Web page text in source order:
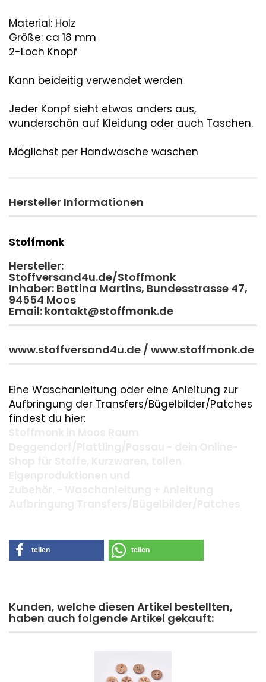
Material: Holz
Größe: ca 18 mm
2-Loch Knopf
Kann beideitig verwendet werden
Jeder Konpf sieht etwas anders aus,
wunderschön auf Kleidung oder auch Taschen.
Möglichst per Handwäsche waschen
Hersteller Informationen
Stoffmonk
Hersteller:
Stoffversand4u.de/Stoffmonk
Inhaber: Bettina Martins, Bundesstrasse 47,
94554 Moos
Email: kontakt@stoffmonk.de
www.stoffversand4u.de / www.stoffmonk.de
Eine Waschanleitung oder eine Anleitung zur
Aufbringung der Transfers/Bügelbilder/Patches
findest du hier:
teilen teilen
Kunden, welche diesen Artikel bestellten,
haben auch folgende Artikel gekauft: